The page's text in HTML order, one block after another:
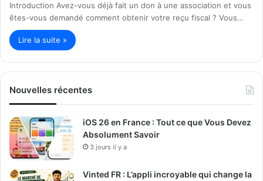
Introduction Avez-vous déjà fait un don à une association et vous
êtes-vous demandé comment obtenir votre reçu fiscal ? Vous…
Lire la suite »
Nouvelles récentes
iOS 26 en France : Tout ce que Vous Devez
Absolument Savoir
3 jours il y a
Vinted FR : L’appli incroyable qui change la